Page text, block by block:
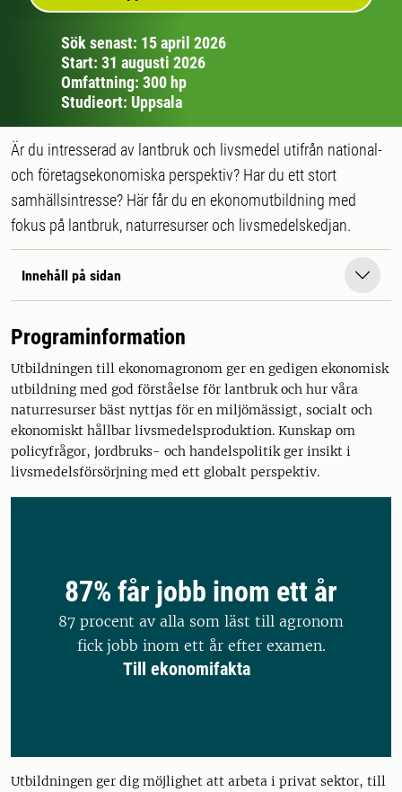
Sök senast: 15 april 2026
Start: 31 augusti 2026
Omfattning: 300 hp
Studieort: Uppsala
Är du intresserad av lantbruk och livsmedel utifrån national-
och företagsekonomiska perspektiv? Har du ett stort
samhällsintresse? Här får du en ekonomutbildning med
fokus på lantbruk, naturresurser och livsmedelskedjan.
Innehåll på sidan
Programinformation
Utbildningen till ekonomagronom ger en gedigen ekonomisk
utbildning med god förståelse för lantbruk och hur våra
naturresurser bäst nyttjas för en miljömässigt, socialt och
ekonomiskt hållbar livsmedelsproduktion. Kunskap om
policyfrågor, jordbruks- och handelspolitik ger insikt i
livsmedelsförsörjning med ett globalt perspektiv.
87% får jobb inom ett år
87 procent av alla som läst till agronom
fick jobb inom ett år efter examen.
Till ekonomifakta
Utbildningen ger dig möjlighet att arbeta i privat sektor, till